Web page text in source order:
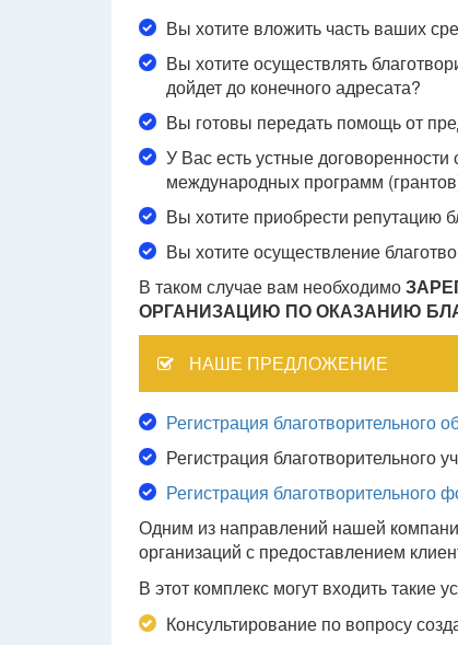
Вы хотите вложить часть ваших
Вы хотите осуществлять
дойдет до конечного адресата?
Вы готовы передать помощь от
У Вас есть устные
международных программ
Вы хотите приобрести репутацию
Вы хотите осуществление
В таком случае вам необходимо
ОРГАНИЗАЦИЮ ПО ОКАЗАНИЮ
НАШЕ ПРЕДЛОЖЕНИЕ
Регистрация благотворительного
Регистрация благотворительного
Регистрация благотворительного
Одним из направлений нашей
организаций с предоставлением
В этот комплекс могут входить такие
Консультирование по вопросу